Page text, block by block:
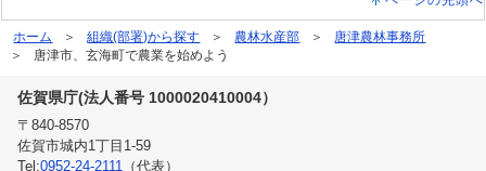
ホーム 組織(部署)から探す 農林水産部
唐津農林事務所
唐津市、玄海町で農業を始めよう
佐賀県庁(法人番号 1000020410004）
〒840-8570
佐賀市城内1丁目1-59
Tel:0952-24-2111 （代表）